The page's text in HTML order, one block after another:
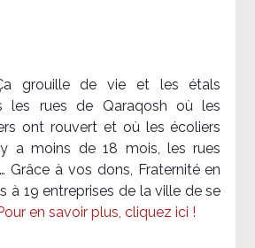
grouille de vie et les étals
les rues de Qaraqosh où les
ont rouvert et où les écoliers
a moins de 18 mois, les rues
Grâce à vos dons, Fraternité en
à 19 entreprises de la ville de se
en savoir plus, cliquez ici !